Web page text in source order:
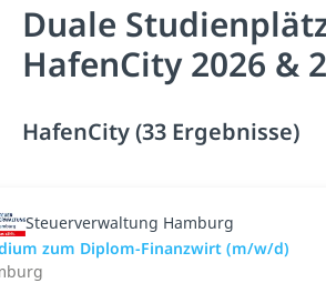
Duale
HafenCity 2026 &
HafenCity (33 Ergebnisse)
Steuerverwaltung Hamburg
zum Diplom-Finanzwirt (m/w/d)